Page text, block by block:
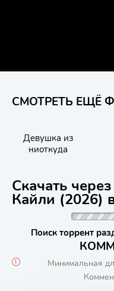
СМОТРЕТЬ ЕЩЁ
Девушка из
ниоткуда
Скачать
Кайли (2026)
Поиск торрент
Минимальная